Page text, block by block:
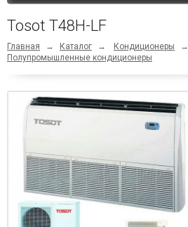
Tosot T48H-LF
Главная → Каталог → Кондиционеры
→
Полупромышленные кондиционеры